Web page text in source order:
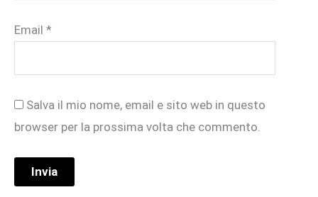
Email *
Salva il mio nome, email e sito web in questo
browser per la prossima volta che commento.